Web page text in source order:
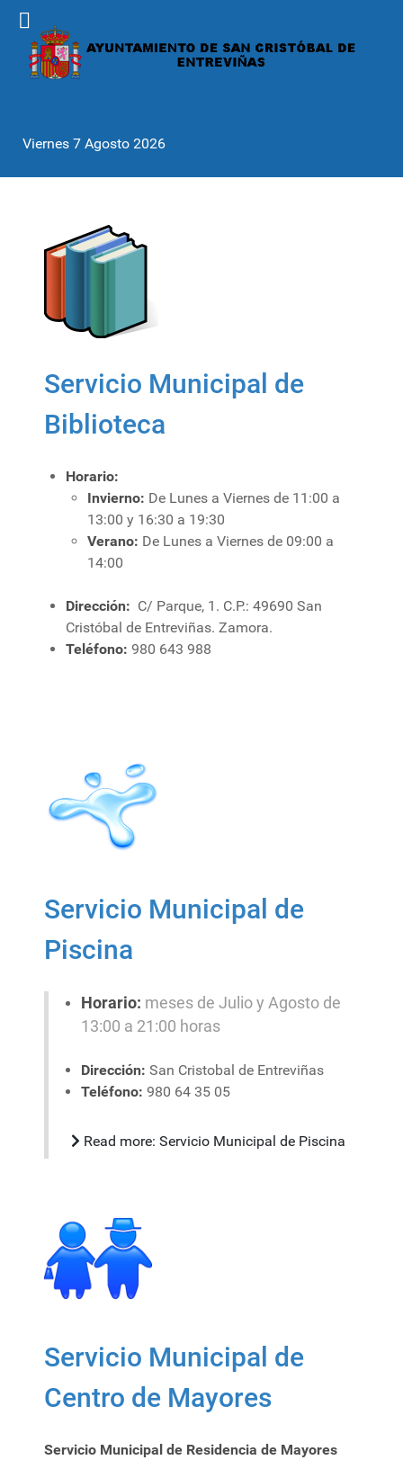
Viernes 7 Agosto 2026
Servicio Municipal de
Biblioteca
Horario:
Invierno: De Lunes a Viernes de 11:00 a
13:00 y 16:30 a 19:30
Verano: De Lunes a Viernes de 09:00 a
14:00
Dirección: C/ Parque, 1 . C.P.: 49690 San
Cristóbal de Entreviñas. Zamora.
Teléfono: 980 643 988
Servicio Municipal de
Piscina
Horario: meses de Julio y Agosto de
13:00 a 21:00 horas
Dirección: San Cristobal de Entreviñas
Teléfono: 980 64 35 05
Read more: Servicio Municipal de Piscina
Servicio Municipal de
Centro de Mayores
Servicio Municipal de Residencia de Mayores